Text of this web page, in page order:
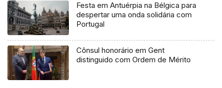
Festa em Antuérpia na Bélgica para
despertar uma onda solidária com
Portugal
Cônsul honorário em Gent
distinguido com Ordem de Mérito